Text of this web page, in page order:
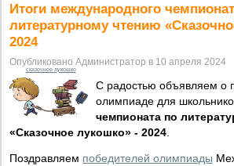
Итоги международного
литературному чтению
2024
Опубликовано Администратор в 10 апреля 2024
сказочное лукошко
С радостью объявляем о
олимпиаде для
чемпионата по
«Сказочное лукошко» - 2024
Поздравляем победителей олимпиады